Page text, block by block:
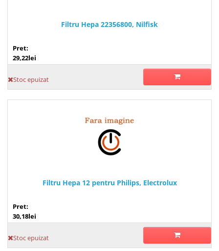
Filtru Hepa 22356800, Nilfisk
Pret:
29,22lei
Stoc epuizat
Filtru Hepa 12 pentru Philips, Electrolux
Pret:
30,18lei
Stoc epuizat